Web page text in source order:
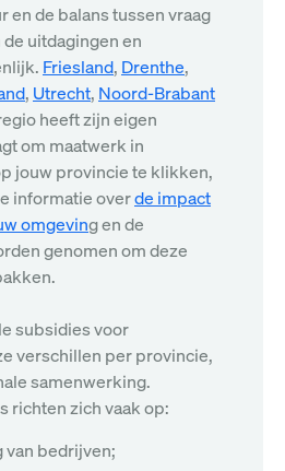
en de balans tussen vraag
uitdagingen en
Friesland, Drenthe,
, Utrecht, Noord-Brabant
heeft zijn eigen
om maatwerk in
jouw provincie te klikken,
informatie overde impact
omgeving en de
genomen om deze
subsidies voor
verschillen per provincie,
samenwerking.
richten zich vaak op:
bedrijven;